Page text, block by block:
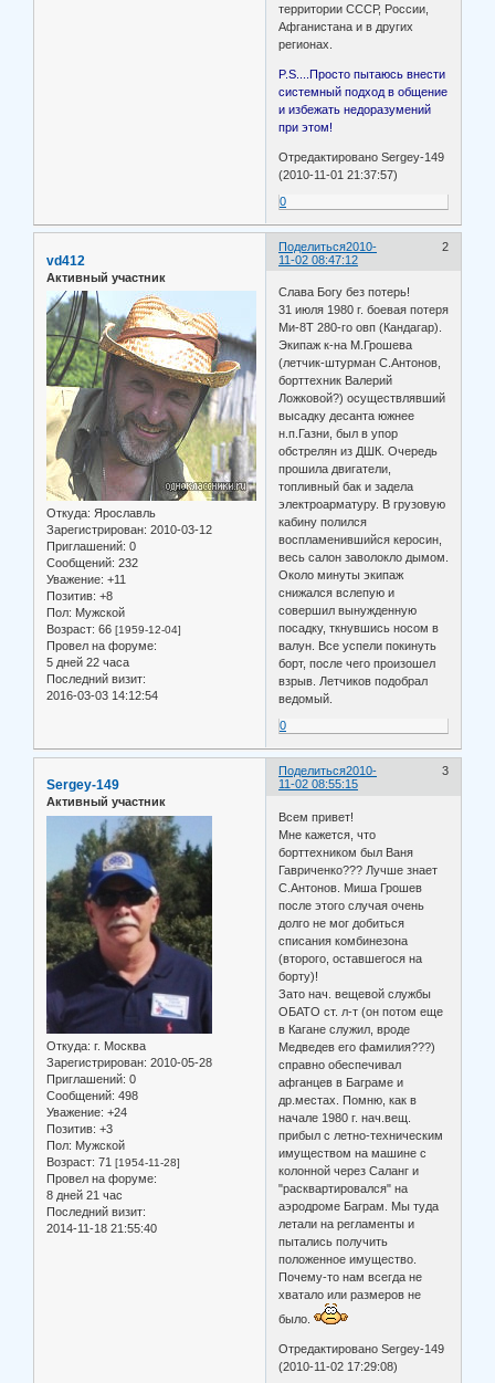
территории СССР, России,
Афганистана и в других
регионах.
P.S....Просто пытаюсь внести
системный подход в общение
и избежать недоразумений
при этом!
Отредактировано Sergey-149
(2010-11-01 21:37:57)
0
Поделиться 2
2010-
11-02 08:47:12
vd412
Активный участник
Откуда: Ярославль
Зарегистрирован: 2010-03-12
Приглашений: 0
Сообщений: 232
Уважение: +11
Позитив: +8
Пол: Мужской
Возраст: 66 [1959-12-04]
Провел на форуме:
5 дней 22 часа
Последний визит:
2016-03-03 14:12:54
Слава Богу без потерь!
31 июля 1980 г. боевая потеря
Ми-8Т 280-го овп (Кандагар).
Экипаж к-на М.Грошева
(летчик-штурман С.Антонов,
борттехник Валерий
Ложковой?) осуществлявший
высадку десанта южнее
н.п.Газни, был в упор
обстрелян из ДШК. Очередь
прошила двигатели,
топливный бак и задела
электроарматуру. В грузовую
кабину полился
воспламенившийся керосин,
весь салон заволокло дымом.
Около минуты экипаж
снижался вслепую и
совершил вынужденную
посадку, ткнувшись носом в
валун. Все успели покинуть
борт, после чего произошел
взрыв. Летчиков подобрал
ведомый.
0
Поделиться 3
2010-
11-02 08:55:15
Sergey-149
Активный участник
Откуда: г. Москва
Зарегистрирован: 2010-05-28
Приглашений: 0
Сообщений: 498
Уважение: +24
Позитив: +3
Пол: Мужской
Возраст: 71 [1954-11-28]
Провел на форуме:
8 дней 21 час
Последний визит:
2014-11-18 21:55:40
Всем привет!
Мне кажется, что
борттехником был Ваня
Гавриченко??? Лучше знает
С.Антонов. Миша Грошев
после этого случая очень
долго не мог добиться
списания комбинезона
(второго, оставшегося на
борту)!
Зато нач. вещевой службы
ОБАТО ст. л-т (он потом еще
в Кагане служил, вроде
Медведев его фамилия???)
справно обеспечивал
афганцев в Баграме и
др.местах. Помню, как в
начале 1980 г. нач.вещ.
прибыл с летно-техническим
имуществом на машине с
колонной через Саланг и
"расквартировался" на
аэродроме Баграм. Мы туда
летали на регламенты и
пытались получить
положенное имущество.
Почему-то нам всегда не
хватало или размеров не
было.
Отредактировано Sergey-149
(2010-11-02 17:29:08)